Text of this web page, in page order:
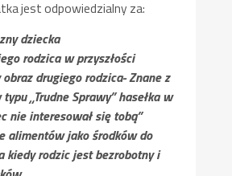
jest odpowiedzialny za:
dziecka
rodzica w przyszłości
drugiego rodzica- Znane z
„Trudne Sprawy” hasełka w
nie interesował się tobą”
alimentów jako środków do
kiedy rodzic jest bezrobotny i